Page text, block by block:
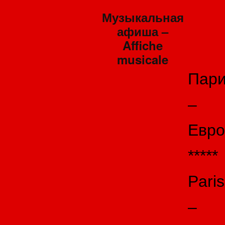
Музыкальная
афиша –
Affiche
musicale
–
*****
Paris
–